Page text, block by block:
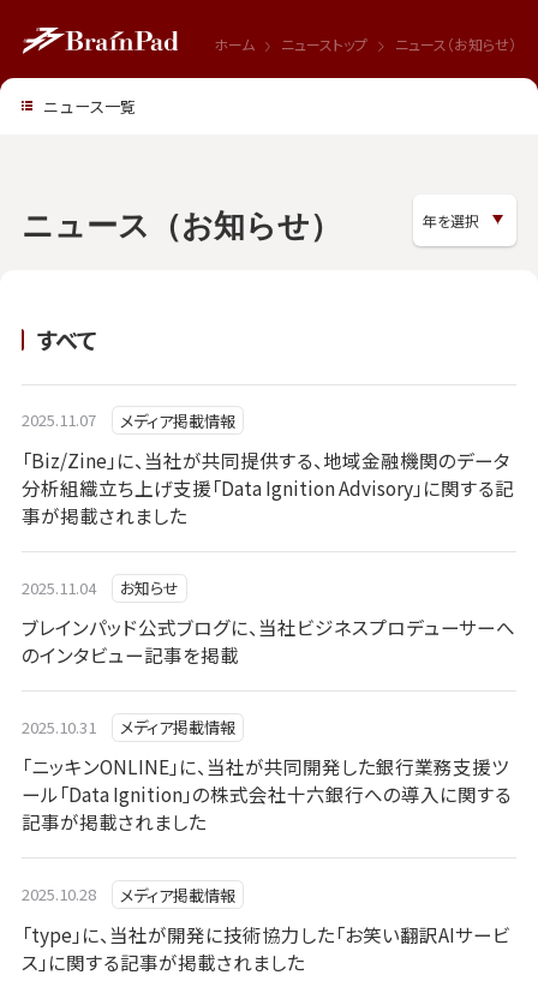
ホーム ニューストップ ニュース（お知らせ）
ニュース（お知らせ）
すべて
2025.11.07 メディア掲載情報
「Biz/Zine」に、当社が共同提供する、地域金融機関のデータ
分析組織立ち上げ支援「Data Ignition Advisory」に関する記
事が掲載されました
2025.11.04 お知らせ
ブレインパッド公式ブログに、当社ビジネスプロデューサーへ
のインタビュー記事を掲載
2025.10.31 メディア掲載情報
「ニッキンONLINE」に、当社が共同開発した銀行業務支援ツ
ール「Data Ignition」の株式会社十六銀行への導入に関する
記事が掲載されました
2025.10.28 メディア掲載情報
「type」に、当社が開発に技術協力した「お笑い翻訳AIサービ
ス」に関する記事が掲載されました
ニュース一覧